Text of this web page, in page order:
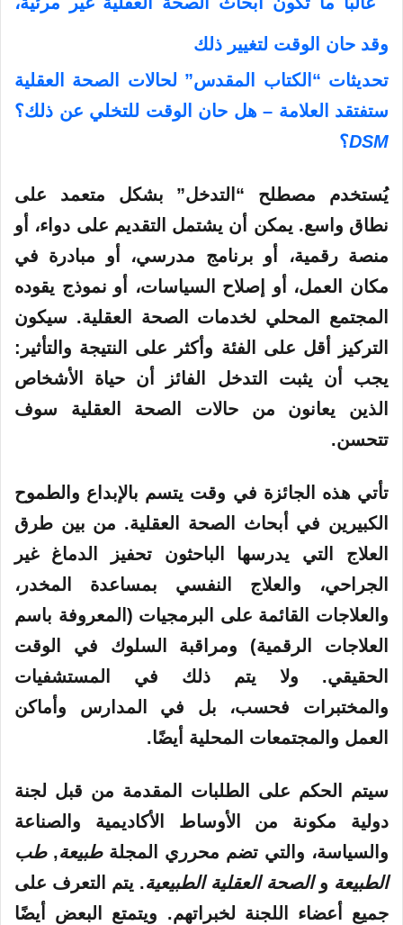
تحديثات “الكتاب المقدس” لحالات الصحة العقلية
ستفتقد العلامة – هل حان الوقت للتخلي عن ذلك؟
DSM؟
يُستخدم مصطلح “التدخل” بشكل متعمد على
نطاق واسع. يمكن أن يشتمل التقديم على دواء، أو
منصة رقمية، أو برنامج مدرسي، أو مبادرة في
مكان العمل، أو إصلاح السياسات، أو نموذج يقوده
المجتمع المحلي لخدمات الصحة العقلية. سيكون
التركيز أقل على الفئة وأكثر على النتيجة والتأثير:
يجب أن يثبت التدخل الفائز أن حياة الأشخاص
الذين يعانون من حالات الصحة العقلية سوف
تتحسن.
تأتي هذه الجائزة في وقت يتسم بالإبداع والطموح
الكبيرين في أبحاث الصحة العقلية. من بين طرق
العلاج التي يدرسها الباحثون تحفيز الدماغ غير
الجراحي، والعلاج النفسي بمساعدة المخدر،
والعلاجات القائمة على البرمجيات (المعروفة باسم
العلاجات الرقمية) ومراقبة السلوك في الوقت
الحقيقي. ولا يتم ذلك في المستشفيات
والمختبرات فحسب، بل في المدارس وأماكن
العمل والمجتمعات المحلية أيضًا.
سيتم الحكم على الطلبات المقدمة من قبل لجنة
دولية مكونة من الأوساط الأكاديمية والصناعة
والسياسة، والتي تضم محرري المجلةطبيعة,طب
الطبيعة والصحة العقلية الطبيعية. يتم التعرف على
جميع أعضاء اللجنة لخبراتهم. ويتمتع البعض أيضًا